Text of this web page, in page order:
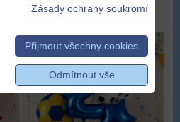
Zásady ochrany soukromí
Přijmout všechny cookies
Odmítnout vše